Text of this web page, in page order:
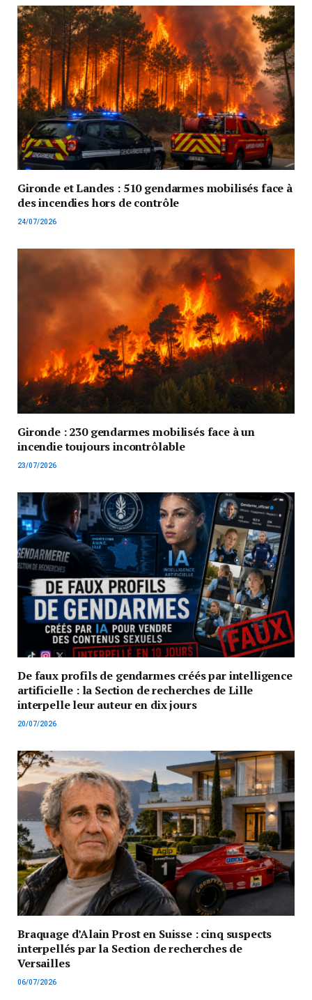
Gironde et Landes : 510 gendarmes mobilisés face à
des incendies hors de contrôle
24/07/2026
Gironde : 230 gendarmes mobilisés face à un
incendie toujours incontrôlable
23/07/2026
De faux profils de gendarmes créés par intelligence
artificielle : la Section de recherches de Lille
interpelle leur auteur en dix jours
20/07/2026
Braquage d’Alain Prost en Suisse : cinq suspects
interpellés par la Section de recherches de
Versailles
06/07/2026